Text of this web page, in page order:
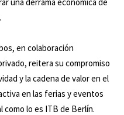
en colaboración
reitera su compromiso
y la cadena de valor en el
en las ferias y eventos
lo es ITB de Berlín.